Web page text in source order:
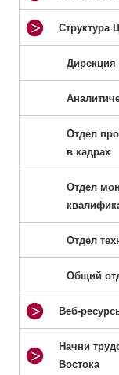
Структура
Дирекция
Отдел
в кадрах
Отдел
Отдел
Общий
Веб-
Начни
Востока